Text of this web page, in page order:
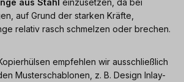
aus Stahl einzusetzen, da bei
auf Grund der starken Kräfte,
relativ rasch schmelzen oder brechen.
empfehlen wir ausschließlich
Musterschablonen, z. B. Design Inlay-